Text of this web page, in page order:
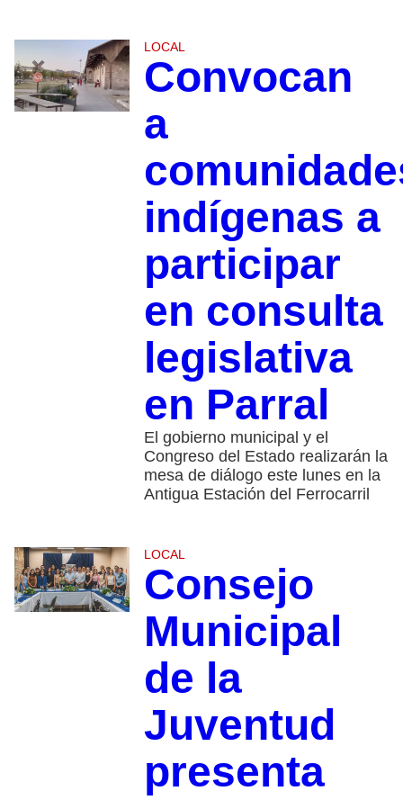
LOCAL
Convocan
a
indígenas a
participar
en consulta
legislativa
en Parral
El gobierno municipal y el
Congreso del Estado realizarán la
mesa de diálogo este lunes en la
Antigua Estación del Ferrocarril
LOCAL
Consejo
Municipal
de la
Juventud
presenta